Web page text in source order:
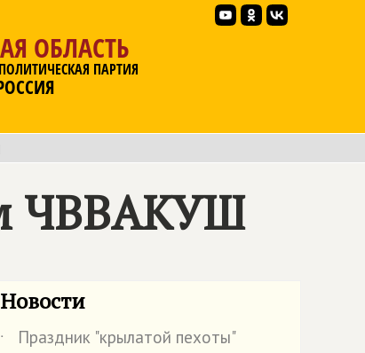
ОБЛАСТЬ
ПАРТИЯ
ЧВВАКУШ
Новости
˙
Праздник "крылатой пехоты"